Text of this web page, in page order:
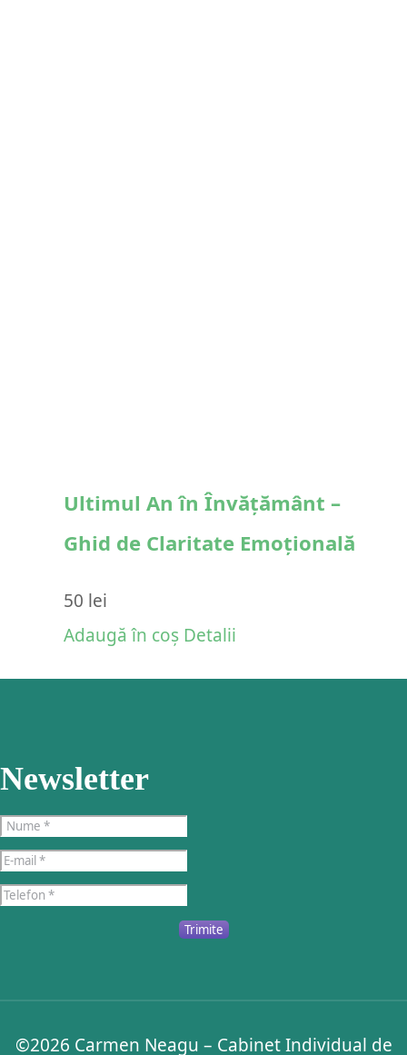
Ultimul An în Învățământ –
Ghid de Claritate Emoțională
50 lei
Adaugă în coș Detalii
Newsletter
Trimite
©2026 Carmen Neagu – Cabinet Individual de